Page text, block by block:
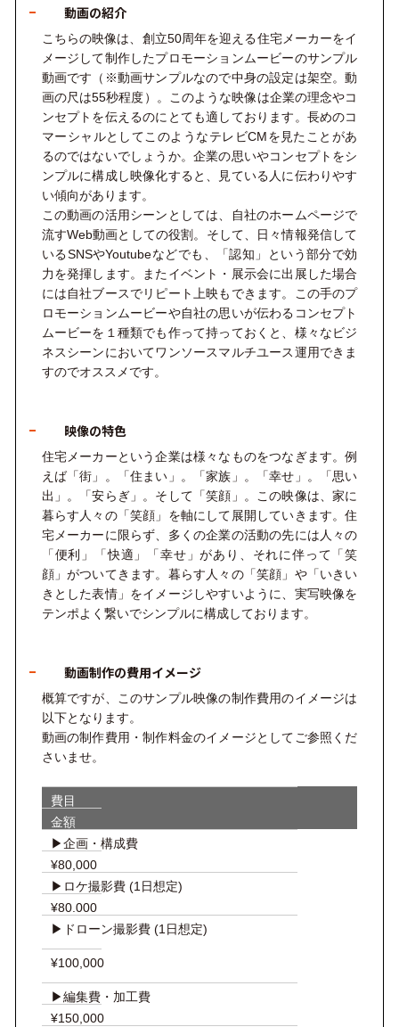
動画の紹介
こちらの映像は、創立50周年を迎える住宅メーカーをイ
メージして制作したプロモーションムービーのサンプル
動画です（※動画サンプルなので中身の設定は架空。動
画の尺は55秒程度）。このような映像は企業の理念やコ
ンセプトを伝えるのにとても適しております。長めのコ
マーシャルとしてこのようなテレビCMを見たことがあ
るのではないでしょうか。企業の思いやコンセプトをシ
ンプルに構成し映像化すると、見ている人に伝わりやす
い傾向があります。
この動画の活用シーンとしては、自社のホームページで
流すWeb動画としての役割。そして、日々情報発信して
いるSNSやYoutubeなどでも、「認知」という部分で効
力を発揮します。またイベント・展示会に出展した場合
には自社ブースでリピート上映もできます。この手のプ
ロモーションムービーや自社の思いが伝わるコンセプト
ムービーを１種類でも作って持っておくと、様々なビジ
ネスシーンにおいてワンソースマルチユース運用できま
すのでオススメです。
映像の特色
住宅メーカーという企業は様々なものをつなぎます。例
えば「街」。「住まい」。「家族」。「幸せ」。「思い
出」。「安らぎ」。そして「笑顔」。この映像は、家に
暮らす人々の「笑顔」を軸にして展開していきます。住
宅メーカーに限らず、多くの企業の活動の先には人々の
「便利」「快適」「幸せ」があり、それに伴って「笑
顔」がついてきます。暮らす人々の「笑顔」や「いきい
きとした表情」をイメージしやすいように、実写映像を
テンポよく繋いでシンプルに構成しております。
動画制作の費用イメージ
概算ですが、このサンプル映像の制作費用のイメージは
以下となります。
動画の制作費用・制作料金のイメージとしてご参照くだ
さいませ。
費目
金額
▶︎企画・構成費
¥80,000
▶︎ロケ撮影費 (1日想定)
¥80.000
▶︎ドローン撮影費(1日想定)
¥100,000
▶︎編集費・加工費
¥150,000